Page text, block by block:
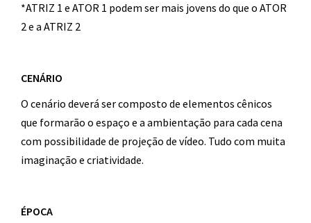
*ATRIZ 1 e ATOR 1 podem ser mais jovens do que o ATOR
2 e a ATRIZ 2
CENÁRIO
O cenário deverá ser composto de elementos cênicos
que formarão o espaço e a ambientação para cada cena
com possibilidade de projeção de vídeo. Tudo com muita
imaginação e criatividade.
ÉPOCA